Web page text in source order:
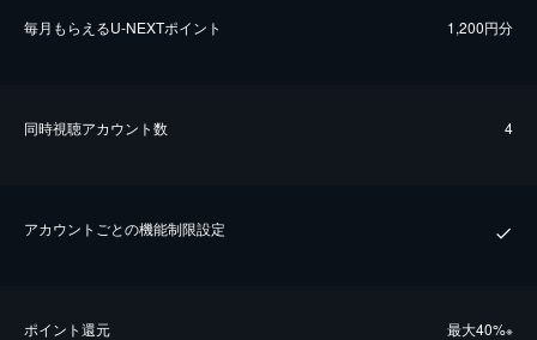
毎⽉もらえるU-NEXTポイント 1,200円分
同時視聴アカウント数 4
アカウントごとの機能制限設定
ポイント還元 最⼤40%※